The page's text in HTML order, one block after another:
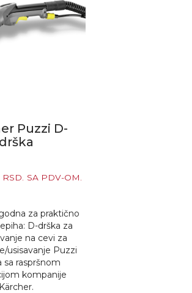
Puzzi D-
drška
RSD. SA PDV-OM.
za praktično
D-drška za
na cevi za
usisavanje Puzzi
sa raspršnom
kompanije
Kärcher.